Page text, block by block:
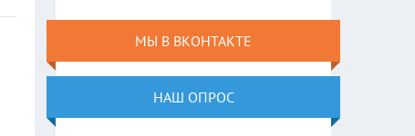
МЫ В ВКОНТАКТЕ
НАШ ОПРОС